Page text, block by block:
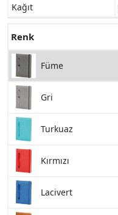
Kağıt
Renk
Füme
Gri
Turkuaz
Kırmızı
Lacivert